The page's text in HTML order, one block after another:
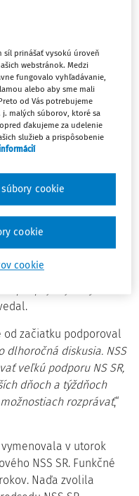
súdu (NS) SR Ján
NS SR.
ide o dobudovanie
právneho štátu.
významne skvalitní
Nie preto, že by
dáva možnosť posunúť
kvalitu
personálnym
dať budovať. Verím,
od začiatku podporoval
dlhoročná diskusia. NSS
veľkú podporu NS SR,
dňoch a týždňoch
rozprávať,“
vymenovala v utorok
NSS SR. Funkčné
Naďa zvolila
síl prinášať vysokú úroveň
webstránok. Medzi
fungovalo vyhľadávanie,
alebo aby sme mali
od Vás potrebujeme
malých súborov, ktoré sa
ďakujeme za udelenie
služieb a prispôsobenie
cookie
cookie
cookie